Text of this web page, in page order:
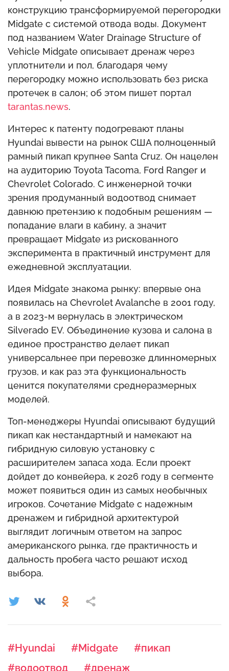
конструкцию трансформируемой перегородки
Midgate с системой отвода воды. Документ
под названием Water Drainage Structure of
Vehicle Midgate описывает дренаж через
уплотнители и пол, благодаря чему
перегородку можно использовать без риска
протечек в салон; об этом пишет портал
tarantas.news.
Интерес к патенту подогревают планы
Hyundai вывести на рынок США полноценный
рамный пикап крупнее Santa Cruz. Он нацелен
на аудиторию Toyota Tacoma, Ford Ranger и
Chevrolet Colorado. С инженерной точки
зрения продуманный водоотвод снимает
давнюю претензию к подобным решениям —
попадание влаги в кабину, а значит
превращает Midgate из рискованного
эксперимента в практичный инструмент для
ежедневной эксплуатации.
Идея Midgate знакома рынку: впервые она
появилась на Chevrolet Avalanche в 2001 году,
а в 2023-м вернулась в электрическом
Silverado EV. Объединение кузова и салона в
единое пространство делает пикап
универсальнее при перевозке длинномерных
грузов, и как раз эта функциональность
ценится покупателями среднеразмерных
моделей.
Топ-менеджеры Hyundai описывают будущий
пикап как нестандартный и намекают на
гибридную силовую установку с
расширителем запаса хода. Если проект
дойдет до конвейера, к 2026 году в сегменте
может появиться один из самых необычных
игроков. Сочетание Midgate с надежным
дренажем и гибридной архитектурой
выглядит логичным ответом на запрос
американского рынка, где практичность и
дальность пробега часто решают исход
выбора.
#Hyundai #Midgate
#пикап
#водоотвод
#дренаж